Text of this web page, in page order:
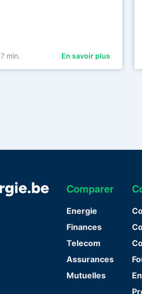
7 min. En savoir plus
Comparer
Energie
Finances
Telecom
Assurances
Mutuelles